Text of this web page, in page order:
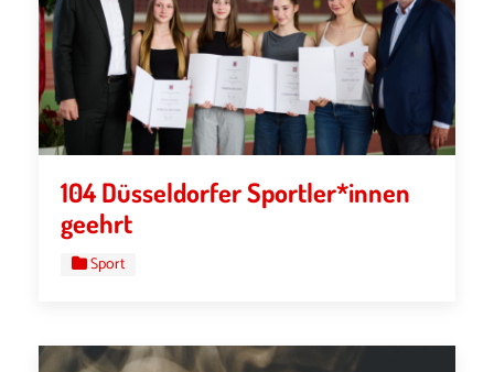
104 Düsseldorfer Sportler*innen
geehrt
Sport